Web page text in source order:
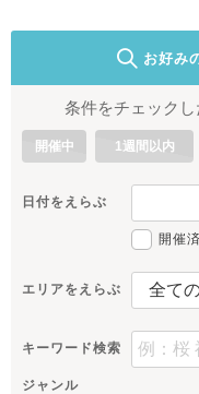
お好み
条件をチェック
開催中 1週間以内
日付をえらぶ
開催
エリアをえらぶ
キーワード検索
ジャンル